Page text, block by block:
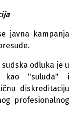
javna kampanja
odluka je u
kao "suluda" i
diskreditaciju
profesionalnog